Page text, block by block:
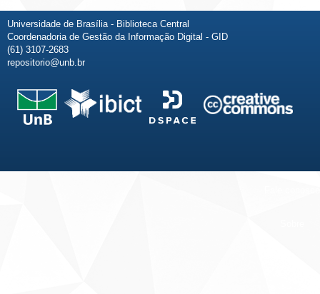
Universidade de Brasília - Biblioteca Central
Coordenadoria de Gestão da Informação Digital - GID
(61) 3107-2683
repositorio@unb.br